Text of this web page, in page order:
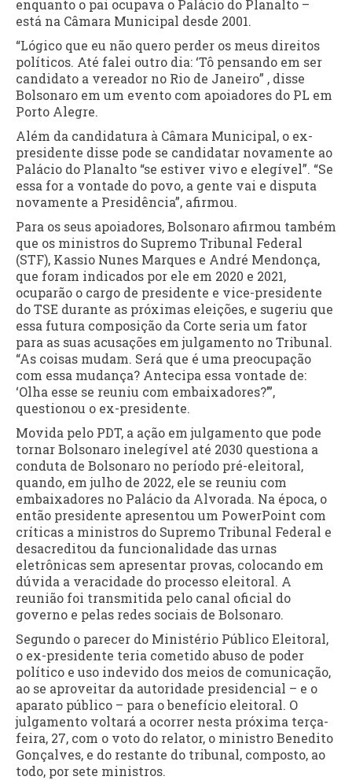
enquanto o pai ocupava o Palácio do Planalto –
está na Câmara Municipal desde 2001.
“Lógico que eu não quero perder os meus direitos
políticos. Até falei outro dia: ‘Tô pensando em ser
candidato a vereador no Rio de Janeiro” , disse
Bolsonaro em um evento com apoiadores do PL em
Porto Alegre.
Além da candidatura à Câmara Municipal, o ex-
presidente disse pode se candidatar novamente ao
Palácio do Planalto “se estiver vivo e elegível”. “Se
essa for a vontade do povo, a gente vai e disputa
novamente a Presidência”, afirmou.
Para os seus apoiadores, Bolsonaro afirmou também
que os ministros do Supremo Tribunal Federal
(STF), Kassio Nunes Marques e André Mendonça,
que foram indicados por ele em 2020 e 2021,
ocuparão o cargo de presidente e vice-presidente
do TSE durante as próximas eleições, e sugeriu que
essa futura composição da Corte seria um fator
para as suas acusações em julgamento no Tribunal.
“As coisas mudam. Será que é uma preocupação
com essa mudança? Antecipa essa vontade de:
‘Olha esse se reuniu com embaixadores?’”,
questionou o ex-presidente.
Movida pelo PDT, a ação em julgamento que pode
tornar Bolsonaro inelegível até 2030 questiona a
conduta de Bolsonaro no período pré-eleitoral,
quando, em julho de 2022, ele se reuniu com
embaixadores no Palácio da Alvorada. Na época, o
então presidente apresentou um PowerPoint com
críticas a ministros do Supremo Tribunal Federal e
desacreditou da funcionalidade das urnas
eletrônicas sem apresentar provas, colocando em
dúvida a veracidade do processo eleitoral. A
reunião foi transmitida pelo canal oficial do
governo e pelas redes sociais de Bolsonaro.
Segundo o parecer do Ministério Público Eleitoral,
o ex-presidente teria cometido abuso de poder
político e uso indevido dos meios de comunicação,
ao se aproveitar da autoridade presidencial – e o
aparato público – para o benefício eleitoral. O
julgamento voltará a ocorrer nesta próxima terça-
feira, 27, com o voto do relator, o ministro Benedito
Gonçalves, e do restante do tribunal, composto, ao
todo, por sete ministros.